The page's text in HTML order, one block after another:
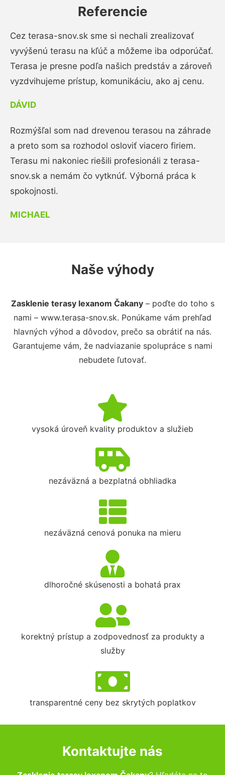
Referencie
Cez terasa-snov.sk sme si nechali zrealizovať
vyvýšenú terasu na kľúč a môžeme iba odporúčať.
Terasa je presne podľa našich predstáv a zároveň
vyzdvihujeme prístup, komunikáciu, ako aj cenu.
DÁVID
Rozmýšľal som nad drevenou terasou na záhrade
a preto som sa rozhodol osloviť viacero firiem.
Terasu mi nakoniec riešili profesionáli z terasa-
snov.sk a nemám čo vytknúť. Výborná práca k
spokojnosti.
MICHAEL
Naše výhody
Zasklenie terasy lexanom Čakany– poďte do toho s
nami – www.terasa-snov.sk. Ponúkame vám prehľad
hlavných výhod a dôvodov, prečo sa obrátiť na nás.
Garantujeme vám, že nadviazanie spolupráce s nami
nebudete ľutovať.
vysoká úroveň kvality produktov a služieb
nezáväzná a bezplatná obhliadka
nezáväzná cenová ponuka na mieru
dlhoročné skúsenosti a bohatá prax
korektný prístup a zodpovednosť za produkty a
služby
transparentné ceny bez skrytých poplatkov
Kontaktujte nás